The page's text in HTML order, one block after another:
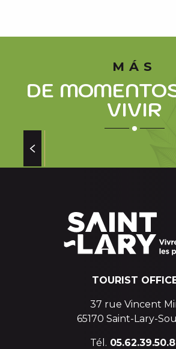
MÁS
DE
VIVIR
TOURIST
37 rue Vincent
65170 Saint-Lary-
Tél.